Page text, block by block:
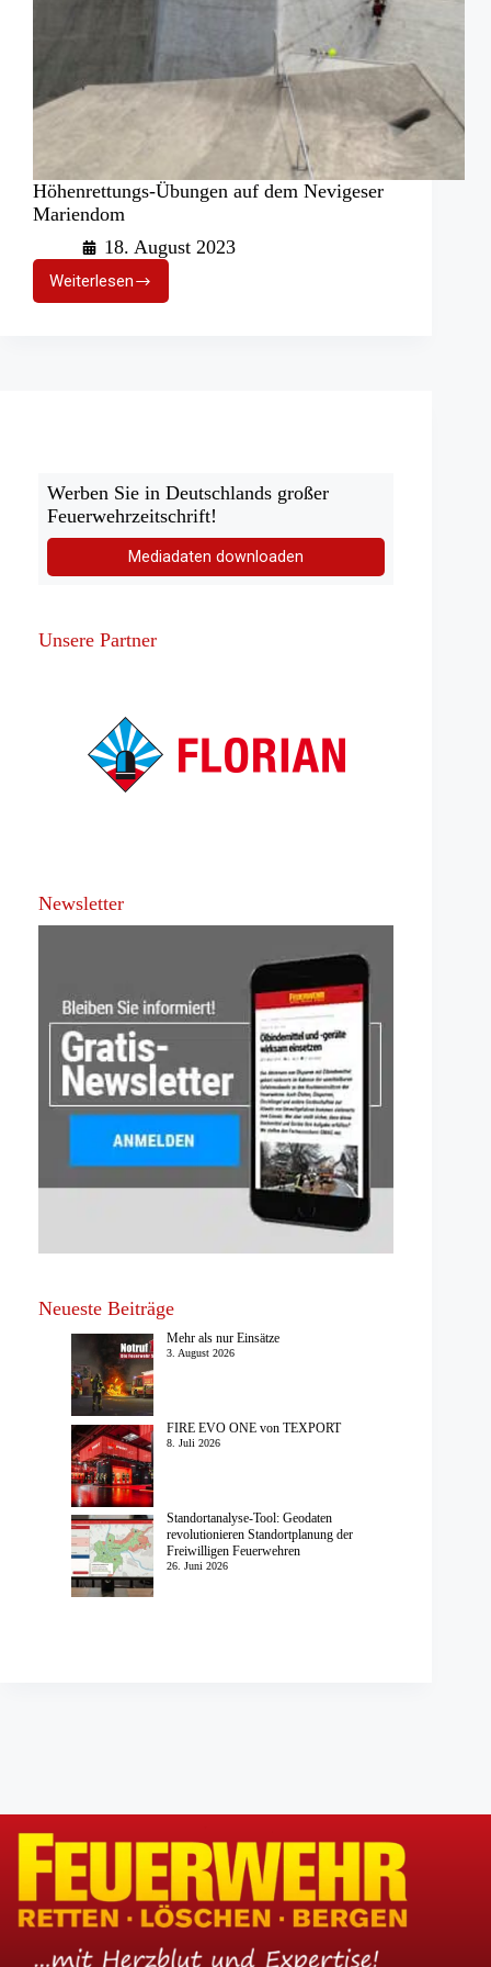
Höhenrettungs-Übungen auf dem Nevigeser
Mariendom
18. August 2023
WeiterlesenHöhenrettungs-
Übungen
Werben Sie in Deutschlands großer
Feuerwehrzeitschrift!
Mediadaten downloaden
Unsere Partner
Newsletter
Neueste Beiträge
Mehr als nur Einsätze
3. August 2026
FIRE EVO ONE von TEXPORT
8. Juli 2026
Standortanalyse-Tool: Geodaten
revolutionieren Standortplanung der
Freiwilligen Feuerwehren
26. Juni 2026